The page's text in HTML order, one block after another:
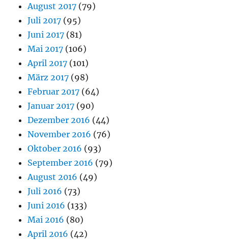
August 2017 (79)
Juli 2017 (95)
Juni 2017 (81)
Mai 2017 (106)
April 2017 (101)
März 2017 (98)
Februar 2017 (64)
Januar 2017 (90)
Dezember 2016 (44)
November 2016 (76)
Oktober 2016 (93)
September 2016 (79)
August 2016 (49)
Juli 2016 (73)
Juni 2016 (133)
Mai 2016 (80)
April 2016 (42)